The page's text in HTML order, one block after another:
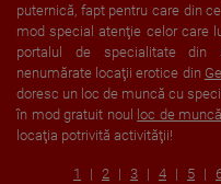
puternică, fapt pentru care din
mod special atenţie celor care
portalul de specialitate din
nenumărate locaţii erotice din
doresc un loc de muncă cu
în mod gratuit noul
loc de
locaţia potrivită activităţii!
1 2 3 4 5